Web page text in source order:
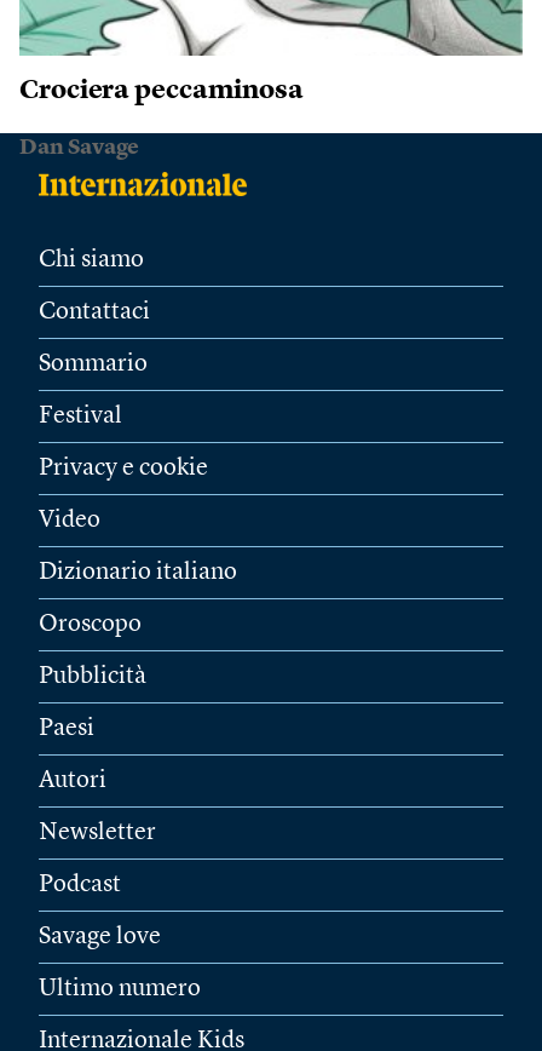
Crociera peccaminosa
Dan Savage
Chi siamo
Contattaci
Sommario
Festival
Privacy e cookie
Video
Dizionario italiano
Oroscopo
Pubblicità
Paesi
Autori
Newsletter
Podcast
Savage love
Ultimo numero
Internazionale Kids